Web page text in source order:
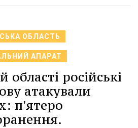
ОБЛАСТЬ
АПАРАТ
області російські
атакували
п'ятеро